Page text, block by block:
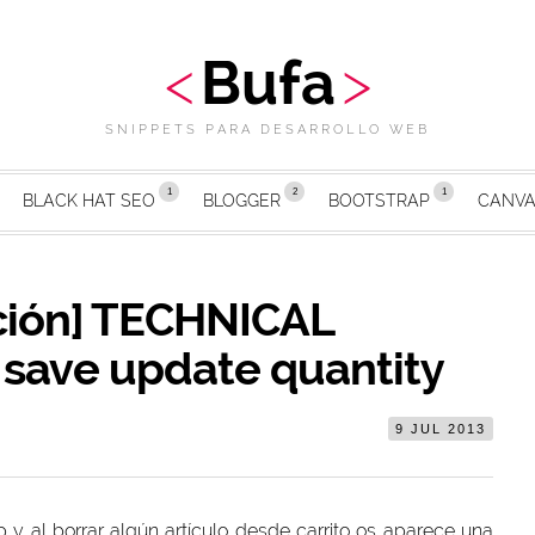
Bufa
SNIPPETS PARA DESARROLLO WEB
BLACK HAT SEO BLOGGER BOOTSTRAP
TECHNICAL
save update quantity
9 JUL 2013